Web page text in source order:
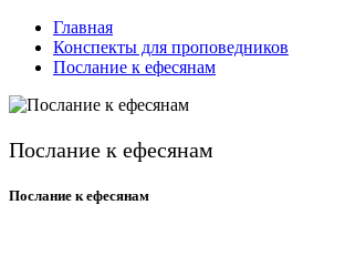
Главная
Конспекты для проповедников
Послание к ефесянам
Послание к ефесянам
Послание к ефесянам